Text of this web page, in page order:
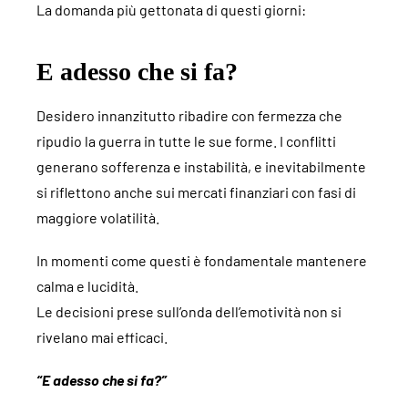
La domanda più gettonata di questi giorni:
E adesso che si fa?
Desidero innanzitutto ribadire con fermezza che
ripudio la guerra in tutte le sue forme. I conflitti
generano sofferenza e instabilità, e inevitabilmente
si riflettono anche sui mercati finanziari con fasi di
maggiore volatilità.
In momenti come questi è fondamentale mantenere
calma e lucidità.
Le decisioni prese sull’onda dell’emotività non si
rivelano mai efficaci.
“E adesso che si fa?”